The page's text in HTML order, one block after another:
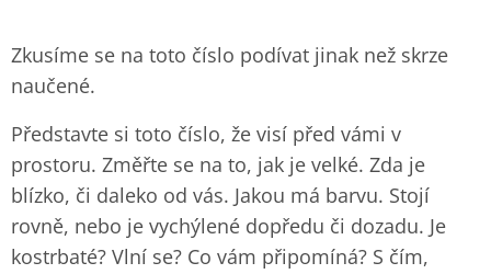
Zkusíme se na toto číslo podívat jinak než skrze
naučené.
Představte si toto číslo, že visí před vámi v
prostoru. Změřte se na to, jak je velké. Zda je
blízko, či daleko od vás. Jakou má barvu. Stojí
rovně, nebo je vychýlené dopředu či dozadu. Je
kostrbaté? Vlní se? Co vám připomíná? S čím,